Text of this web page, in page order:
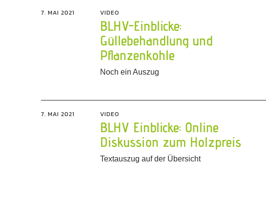
7. MAI 2021 VIDEO
BLHV-Einblicke:
Güllebehandlung und
Pflanzenkohle
Noch ein Auszug
7. MAI 2021 VIDEO
BLHV Einblicke: Online
Diskussion zum Holzpreis
Textauszug auf der Übersicht